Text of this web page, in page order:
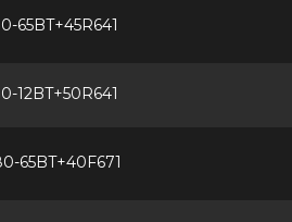
65BT+45R641
12BT+50R641
65BT+40F671